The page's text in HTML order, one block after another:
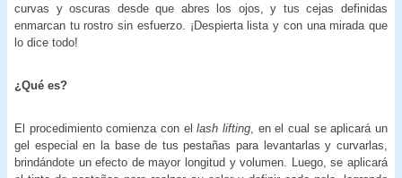
curvas y oscuras desde que abres los ojos, y tus cejas definidas
enmarcan tu rostro sin esfuerzo. ¡Despierta lista y con una mirada que
lo dice todo!
¿Qué es?
El procedimiento comienza con el lash lifting , en el cual se aplicará un
gel especial en la base de tus pestañas para levantarlas y curvarlas,
brindándote un efecto de mayor longitud y volumen. Luego, se aplicará